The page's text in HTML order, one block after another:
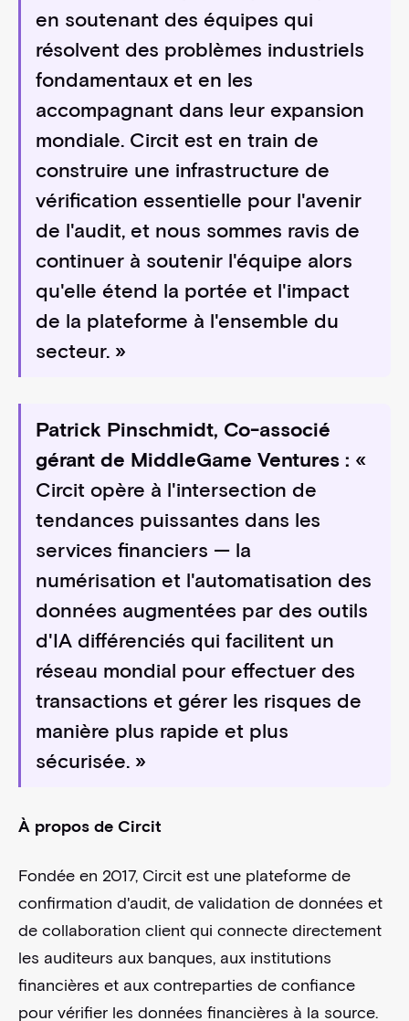
en soutenant des équipes qui
résolvent des problèmes industriels
fondamentaux et en les
accompagnant dans leur expansion
mondiale. Circit est en train de
construire une infrastructure de
vérification essentielle pour l'avenir
de l'audit, et nous sommes ravis de
continuer à soutenir l'équipe alors
qu'elle étend la portée et l'impact
de la plateforme à l'ensemble du
secteur. »
Patrick Pinschmidt, Co-associé
gérant de MiddleGame Ventures : «
Circit opère à l'intersection de
tendances puissantes dans les
services financiers — la
numérisation et l'automatisation des
données augmentées par des outils
d'IA différenciés qui facilitent un
réseau mondial pour effectuer des
transactions et gérer les risques de
manière plus rapide et plus
sécurisée. »
À propos de Circit
Fondée en 2017, Circit est une plateforme de
confirmation d'audit, de validation de données et
de collaboration client qui connecte directement
les auditeurs aux banques, aux institutions
financières et aux contreparties de confiance
pour vérifier les données financières à la source.